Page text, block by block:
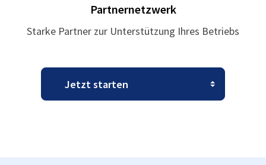
Partnernetzwerk
Starke Partner zur Unterstützung Ihres Betriebs